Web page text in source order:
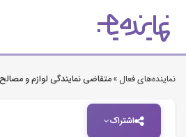
نماینده‌های فعال »متقاضی نمایندگی لوازم و
اشتراک